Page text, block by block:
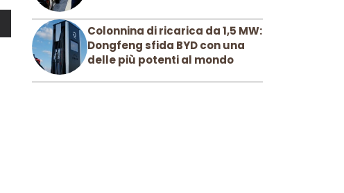
Colonnina di ricarica da 1,5 MW:
Dongfeng sfida BYD con una
delle più potenti al mondo